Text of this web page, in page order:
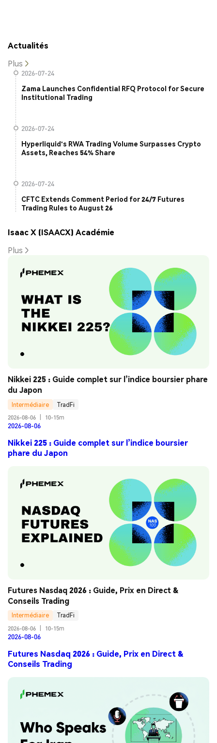
Actualités
Plus
2026-07-24
Zama Launches Confidential RFQ Protocol for Secure
Institutional Trading
2026-07-24
Hyperliquid's RWA Trading Volume Surpasses Crypto
Assets, Reaches 54% Share
2026-07-24
CFTC Extends Comment Period for 24/7 Futures
Trading Rules to August 26
Isaac X (ISAACX) Académie
Plus
Nikkei 225 : Guide complet sur l’indice boursier phare
du Japon
Intermédiaire
TradFi
2026-08-06
10-15m
2026-08-06
Nikkei 225 : Guide complet sur l’indice boursier
phare du Japon
Futures Nasdaq 2026 : Guide, Prix en Direct &
Conseils Trading
Intermédiaire
TradFi
2026-08-06
10-15m
2026-08-06
Futures Nasdaq 2026 : Guide, Prix en Direct &
Conseils Trading